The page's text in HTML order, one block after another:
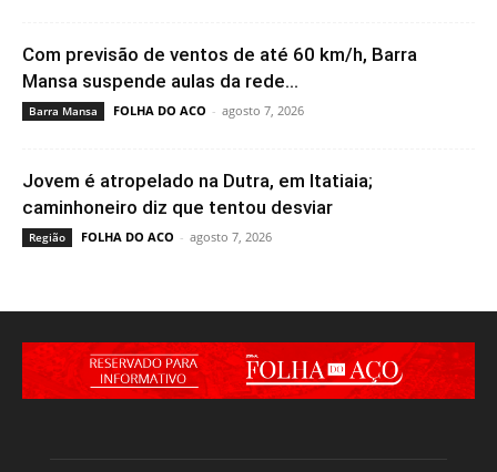
Com previsão de ventos de até 60 km/h, Barra
Mansa suspende aulas da rede...
Barra Mansa FOLHA DO ACO - agosto 7, 2026
Jovem é atropelado na Dutra, em Itatiaia;
caminhoneiro diz que tentou desviar
Região FOLHA DO ACO - agosto 7, 2026